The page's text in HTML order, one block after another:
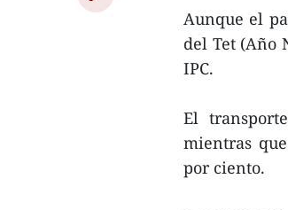
Aunque el
del Tet (Año
IPC.
El
mientras
por ciento.